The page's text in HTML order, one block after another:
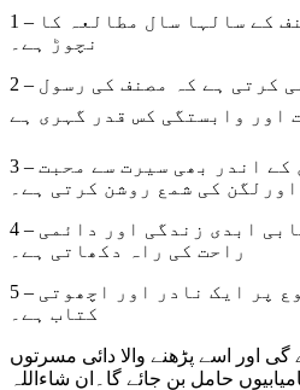
1 – اسوۃ عالم یہ کتاب مصنف کے سالہا سال مطالعہ کا
نچوڑ ہے۔
2 – یہ کتاب اس بات کی عکاسی کرتی ہے کہ مصنف کی رسول
اور وابستگی کس قدر گہری ہے
3 – یہ کتاب ہمارے دلوں کے اندر بھی سیرت سے محبت
اورلگن کی شمع روشن کرتی ہے۔
4 – یہ کتاب ہمیں کامیابی ابدی زندگی اور دائمی
راحت کی راہ دکھاتی ہے۔
5 – یہ کتاب سیرت کے موضوع پر ایک نادر اور اچھوتی
کتاب ہے۔
اور اسے پڑھنے والا دائی مسرتوں
حامل بن جائے گا۔ان شاءاللہ